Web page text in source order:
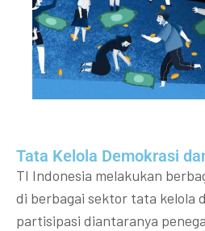
Tata Kelola Demokrasi
TI Indonesia melakukan
di berbagai sektor tata kelola
partisipasi diantaranya